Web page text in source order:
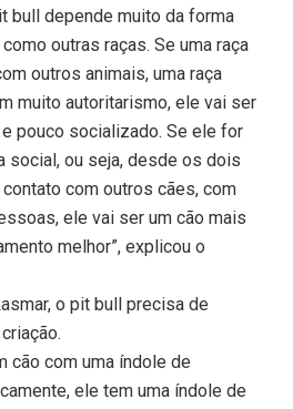
bull depende muito da forma
outras raças. Se uma raça
outros animais, uma raça
muito autoritarismo, ele vai ser
pouco socializado. Se ele for
social, ou seja, desde os dois
com outros cães, com
ele vai ser um cão mais
melhor”, explicou o
o pit bull precisa de
cão com uma índole de
ele tem uma índole de